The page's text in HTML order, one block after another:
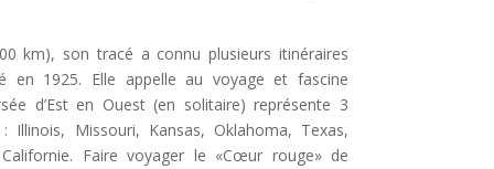
km), son tracé a connu plusieurs itinéraires
en 1925. Elle appelle au voyage et fascine
d’Est en Ouest (en solitaire) représente 3
Missouri, Kansas, Oklahoma, Texas,
Faire voyager le «Cœur rouge» de